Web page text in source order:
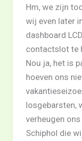
Hm, we zijn
wij even later
dashboard
contactslot te
Nou ja, het is
hoeven ons
losgebarsten,
verheugen
Schiphol die